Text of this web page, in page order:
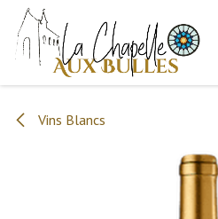
Se rendre au contenu
Vins Blancs